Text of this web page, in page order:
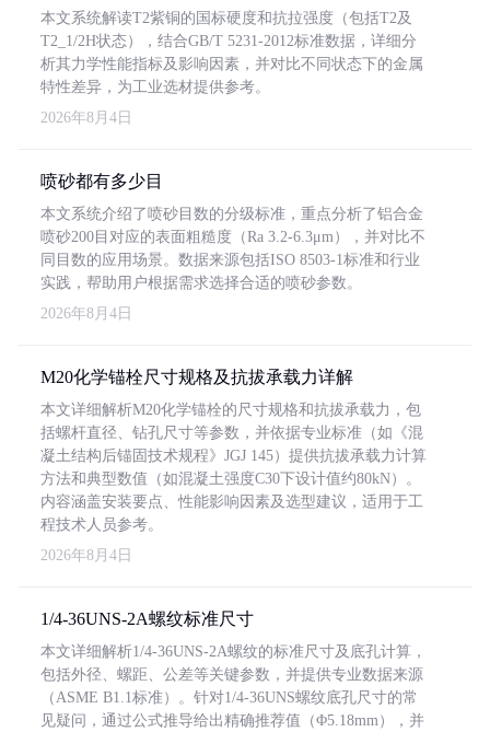
本文系统解读T2紫铜的国标硬度和抗拉强度（包括T2及
T2_1/2H状态），结合GB/T 5231-2012标准数据，详细分
析其力学性能指标及影响因素，并对比不同状态下的金属
特性差异，为工业选材提供参考。
2026年8月4日
喷砂都有多少目
本文系统介绍了喷砂目数的分级标准，重点分析了铝合金
喷砂200目对应的表面粗糙度（Ra 3.2-6.3μm），并对比不
同目数的应用场景。数据来源包括ISO 8503-1标准和行业
实践，帮助用户根据需求选择合适的喷砂参数。
2026年8月4日
M20化学锚栓尺寸规格及抗拔承载力详解
本文详细解析M20化学锚栓的尺寸规格和抗拔承载力，包
括螺杆直径、钻孔尺寸等参数，并依据专业标准（如《混
凝土结构后锚固技术规程》JGJ 145）提供抗拔承载力计算
方法和典型数值（如混凝土强度C30下设计值约80kN）。
内容涵盖安装要点、性能影响因素及选型建议，适用于工
程技术人员参考。
2026年8月4日
1/4-36UNS-2A螺纹标准尺寸
本文详细解析1/4-36UNS-2A螺纹的标准尺寸及底孔计算，
包括外径、螺距、公差等关键参数，并提供专业数据来源
（ASME B1.1标准）。针对1/4-36UNS螺纹底孔尺寸的常
见疑问，通过公式推导给出精确推荐值（Φ5.18mm），并